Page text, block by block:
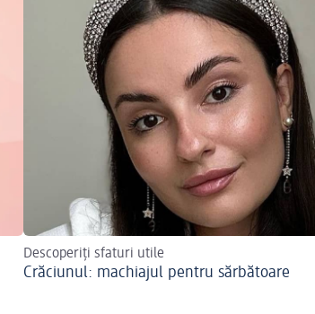
Descoperiți sfaturi utile
Crăciunul: machiajul pentru sărbătoare